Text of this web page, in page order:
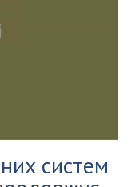
систем